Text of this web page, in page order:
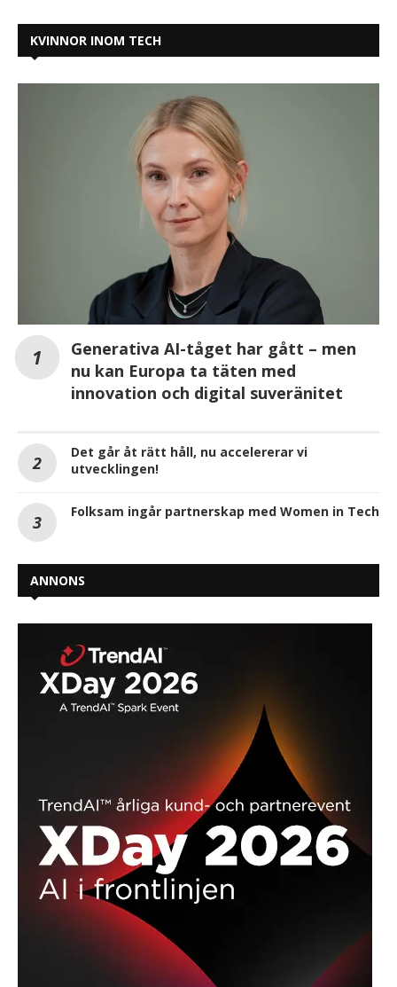
KVINNOR INOM TECH
Generativa AI-tåget har gått – men
nu kan Europa ta täten med
innovation och digital suveränitet
Det går åt rätt håll, nu accelererar vi
utvecklingen!
Folksam ingår partnerskap med Women in Tech
ANNONS